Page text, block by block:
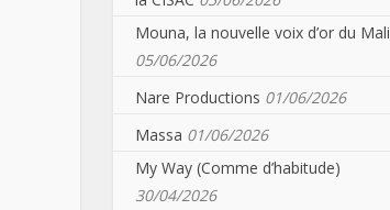
Mouna, la nouvelle voix d’or du Mali
05/06/2026
Nare Productions 01/06/2026
Massa 01/06/2026
My Way (Comme d’habitude)
30/04/2026